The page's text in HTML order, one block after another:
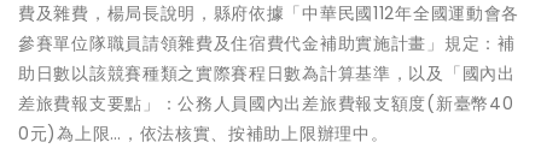
費及雜費，楊局長說明，縣府依據「中華民國112年全國運動會各
參賽單位隊職員請領雜費及住宿費代金補助實施計畫」規定：補
助日數以該競賽種類之實際賽程日數為計算基準，以及「國內出
差旅費報支要點」：公務人員國內出差旅費報支額度(新臺幣40
0元)為上限…，依法核實、按補助上限辦理中。